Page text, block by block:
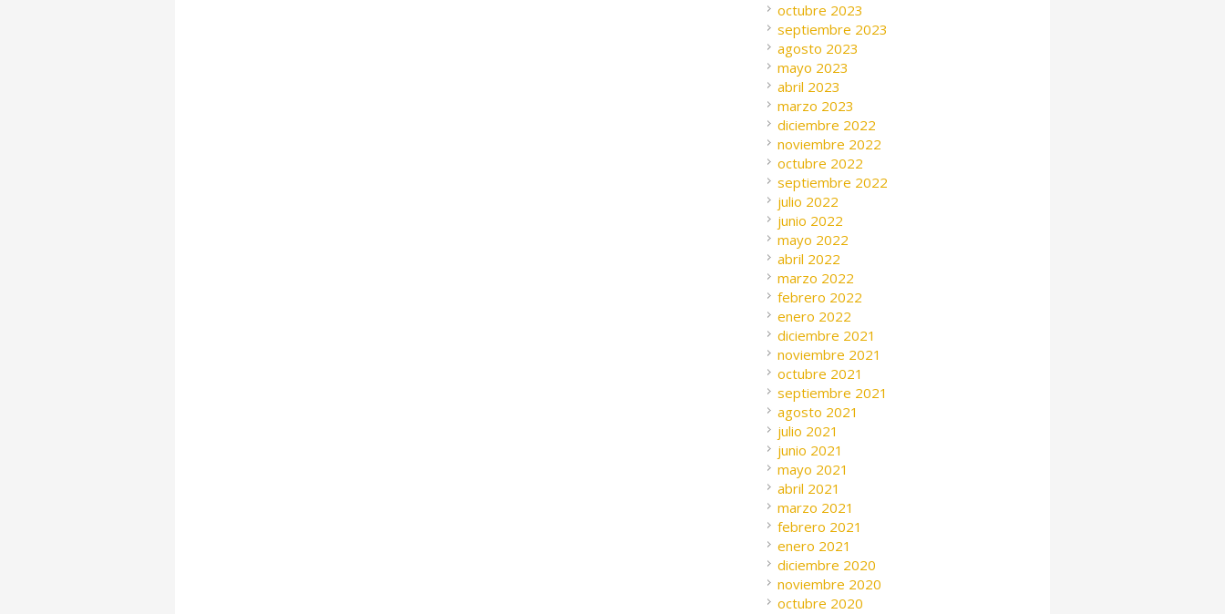
octubre 2023
septiembre 2023
agosto 2023
mayo 2023
abril 2023
marzo 2023
diciembre 2022
noviembre 2022
octubre 2022
septiembre 2022
julio 2022
junio 2022
mayo 2022
abril 2022
marzo 2022
febrero 2022
enero 2022
diciembre 2021
noviembre 2021
octubre 2021
septiembre 2021
agosto 2021
julio 2021
junio 2021
mayo 2021
abril 2021
marzo 2021
febrero 2021
enero 2021
diciembre 2020
noviembre 2020
octubre 2020